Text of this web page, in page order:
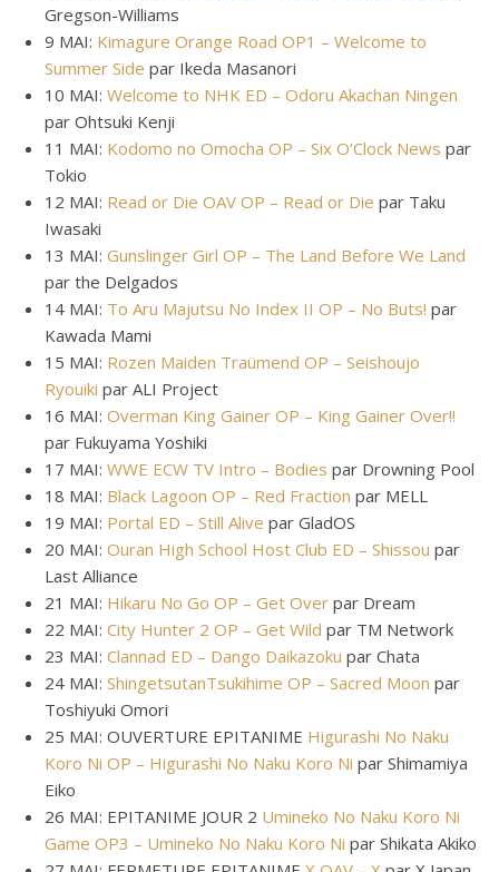
Gregson-Williams
9 MAI: Kimagure Orange Road OP1 – Welcome to
Summer Side par Ikeda Masanori
10 MAI: Welcome to NHK ED – Odoru Akachan Ningen
par Ohtsuki Kenji
11 MAI: Kodomo no Omocha OP – Six O’Clock News par
Tokio
12 MAI: Read or Die OAV OP – Read or Die par Taku
Iwasaki
13 MAI: Gunslinger Girl OP – The Land Before We Land
par the Delgados
14 MAI: To Aru Majutsu No Index II OP – No Buts! par
Kawada Mami
15 MAI: Rozen Maiden Traümend OP – Seishoujo
Ryouiki par ALI Project
16 MAI: Overman King Gainer OP – King Gainer Over!!
par Fukuyama Yoshiki
17 MAI: WWE ECW TV Intro – Bodies par Drowning Pool
18 MAI: Black Lagoon OP – Red Fraction par MELL
19 MAI: Portal ED – Still Alive par GladOS
20 MAI: Ouran High School Host Club ED – Shissou par
Last Alliance
21 MAI: Hikaru No Go OP – Get Over par Dream
22 MAI: City Hunter 2 OP – Get Wild par TM Network
23 MAI: Clannad ED – Dango Daikazoku par Chata
24 MAI: ShingetsutanTsukihime OP – Sacred Moon par
Toshiyuki Omori
25 MAI: OUVERTURE EPITANIME Higurashi No Naku
Koro Ni OP – Higurashi No Naku Koro Ni par Shimamiya
Eiko
26 MAI: EPITANIME JOUR 2 Umineko No Naku Koro Ni
Game OP3 – Umineko No Naku Koro Ni par Shikata Akiko